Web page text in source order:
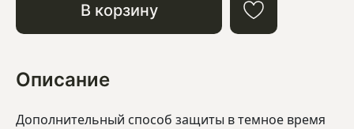
В корзину
Описание
Дополнительный способ защиты в темное время